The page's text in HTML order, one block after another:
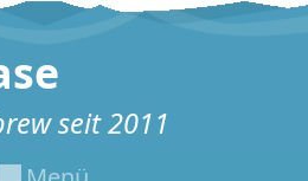
seit 2011